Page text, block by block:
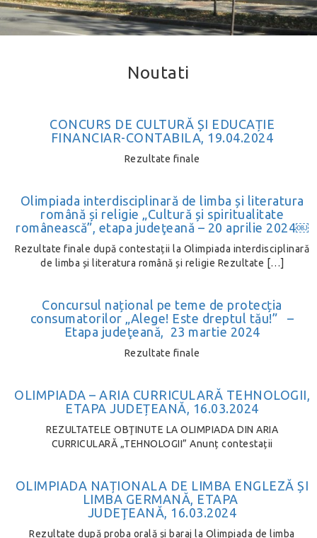
Noutati
CONCURS DE CULTURĂ ȘI EDUCAȚIE
FINANCIAR-CONTABILA, 19.04.2024
Rezultate finale
Olimpiada interdisciplinară de limba și literatura
română și religie „Cultură și spiritualitate
românească”, etapa judeţeană – 20 aprilie 2024￼
Rezultate finale după contestații la Olimpiada interdisciplinară
de limba și literatura română și religie Rezultate […]
Concursul național pe teme de protecția
consumatorilor „Alege! Este dreptul tău!” –
Etapa judeţeană, 23 martie 2024
Rezultate finale
OLIMPIADA – ARIA CURRICULARĂ TEHNOLOGII,
ETAPA JUDEȚEANĂ, 16.03.2024
REZULTATELE OBŢINUTE LA OLIMPIADA DIN ARIA
CURRICULARĂ „TEHNOLOGII” Anunț contestații
OLIMPIADA NAȚIONALA DE LIMBA ENGLEZĂ ȘI
LIMBA GERMANĂ, ETAPA
JUDEŢEANĂ, 16.03.2024
Rezultate după proba orală și baraj la Olimpiada de limba